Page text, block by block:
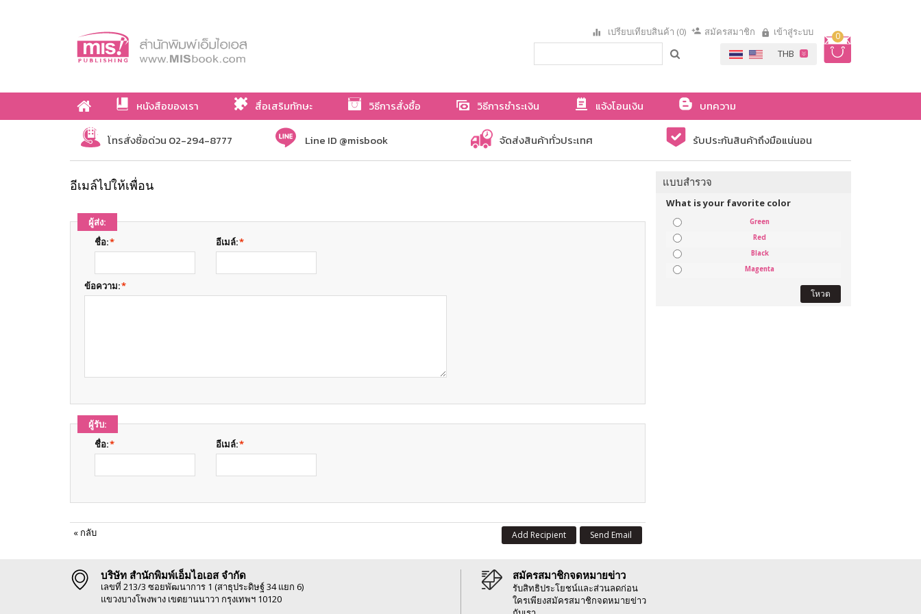
0
เปรียบเทียบสินค้า (0) สมัครสมาชิก เข้าสู่ระบบ
หนังสือของเรา สื่อเสริมทักษะ วิธีการสั่งซื้อ วิธีการชำระเงิน แจ้งโอนเงิน
บทความ
เกี่ยวกับเรา
โทรสั่งซื้อด่วน 02-294-8777 Line ID @misbook จัดส่งสินค้าทั่วประเทศ รับประกันสินค้าถึงมือแน่นอน
อีเมล์ไปให้เพื่อน
ผู้ส่ง:
*
ชื่อ: *
อีเมล์:
*
ข้อความ:
ผู้รับ:
*
ชื่อ: *
อีเมล์:
« กลับ Send Email
Add Recipient
แบบสำรวจ
What is your favorite color
Green
Red
Black
Magenta
โหวต
บริษัท สำนักพิมพ์เอ็มไอเอส จำกัด
เลขที่ 213/3 ซอยพัฒนาการ 1 (สาธุประดิษฐ์ 34 แยก 6)
แขวงบางโพงพาง เขตยานนาวา กรุงเทพฯ 10120
สมัครสมาชิกจดหมายข่าว
รับสิทธิประโยชน์และส่วนลดก่อน
ใครเพียงสมัครสมาชิกจดหมายข่าว